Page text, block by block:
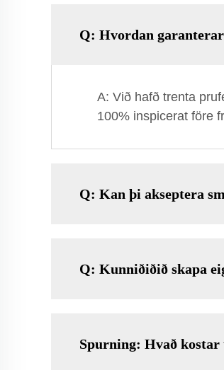
Q: Hvordan
A: Við hafð trenta
100% inspicerat före
Q: Kan þi akseptera
Q: Kunniðiðið skapa
Spurning: Hvað